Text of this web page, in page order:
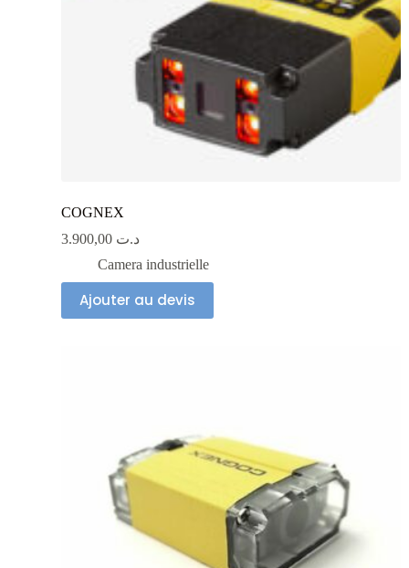
COGNEX
د.ت 3.900,00
Camera industrielle
Ajouter au devis